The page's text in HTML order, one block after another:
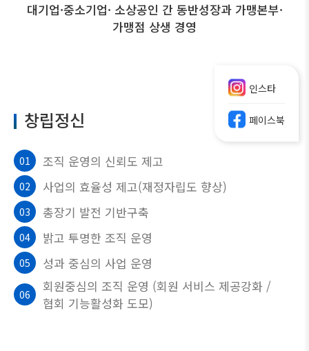
대기업·중소기업· 소상공인 간 동반성장과 가맹본부·
가맹점 상생 경영
창립정신
01 조직 운영의 신뢰도 제고
02 사업의 효율성 제고(재정자립도 향상)
03 총장기 발전 기반구축
04 밝고 투명한 조직 운영
05 성과 중심의 사업 운영
06
회원중심의 조직 운영 (회원 서비스 제공강화 /
협회 기능활성화 도모)
인스타
페이스북